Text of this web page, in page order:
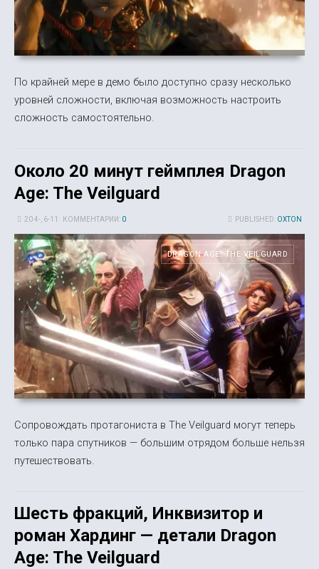
По крайней мере в демо было доступно сразу несколько
уровней сложности, включая возможность настроить
сложность самостоятельно.
Около 20 минут геймплея Dragon
Age: The Veilguard
PUBLISHED: OXTON
20 4-, 6-11 КОММЕНТАРИИ: 0
DRAGON AGE: THE VEILGUARD
Сопровождать протагониста в The Veilguard могут теперь
только пара спутников — большим отрядом больше нельзя
путешествовать.
Шесть фракций, Инквизитор и
роман Хардинг — детали Dragon
Age: The Veilguard